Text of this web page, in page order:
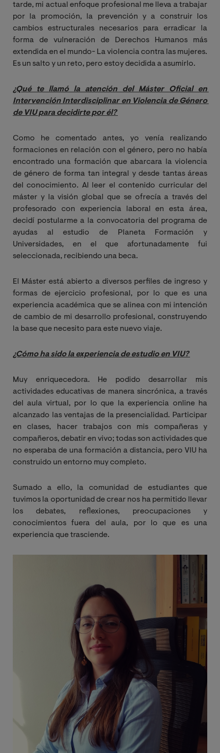
tarde, mi actual enfoque profesional me lleva a trabajar
por la promoción, la prevención y a construir los
cambios estructurales necesarios para erradicar la
forma de vulneración de Derechos Humanos más
extendida en el mundo- La violencia contra las mujeres.
Es un salto y un reto, pero estoy decidida a asumirlo.
¿Qué te llamó la atención del Máster Oficial en
Intervención Interdisciplinar en Violencia de Género
de VIU para decidirte por él?
Como he comentado antes, yo venía realizando
formaciones en relación con el género, pero no había
encontrado una formación que abarcara la violencia
de género de forma tan integral y desde tantas áreas
del conocimiento. Al leer el contenido curricular del
máster y la visión global que se ofrecía a través del
profesorado con experiencia laboral en esta área,
decidí postularme a la convocatoria del programa de
ayudas al estudio de Planeta Formación y
Universidades, en el que afortunadamente fui
seleccionada, recibiendo una beca.
El Máster está abierto a diversos perfiles de ingreso y
formas de ejercicio profesional, por lo que es una
experiencia académica que se alinea con mi intención
de cambio de mi desarrollo profesional, construyendo
la base que necesito para este nuevo viaje.
¿Cómo ha sido la experiencia de estudio en VIU?
Muy enriquecedora. He podido desarrollar mis
actividades educativas de manera sincrónica, a través
del aula virtual, por lo que la experiencia online ha
alcanzado las ventajas de la presencialidad. Participar
en clases, hacer trabajos con mis compañeras y
compañeros, debatir en vivo; todas son actividades que
no esperaba de una formación a distancia, pero VIU ha
construido un entorno muy completo.
Sumado a ello, la comunidad de estudiantes que
tuvimos la oportunidad de crear nos ha permitido llevar
los debates, reflexiones, preocupaciones y
conocimientos fuera del aula, por lo que es una
experiencia que trasciende.